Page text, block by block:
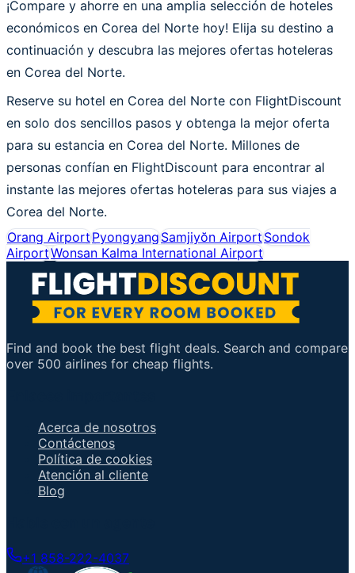
¡Compare y ahorre en una amplia selección de hoteles
económicos en Corea del Norte hoy! Elija su destino a
continuación y descubra las mejores ofertas hoteleras
en Corea del Norte.
Reserve su hotel en Corea del Norte con FlightDiscount
en solo dos sencillos pasos y obtenga la mejor oferta
para su estancia en Corea del Norte. Millones de
personas confían en FlightDiscount para encontrar al
instante las mejores ofertas hoteleras para sus viajes a
Corea del Norte.
Orang AirportPyongyangSamjiyŏn AirportSondok
AirportWonsan Kalma International Airport
Find and book the best flight deals. Search and compare
over 500 airlines for cheap flights.
Acerca de nosotros
Contáctenos
Política de cookies
Atención al cliente
Blog
+1 858-222-4037